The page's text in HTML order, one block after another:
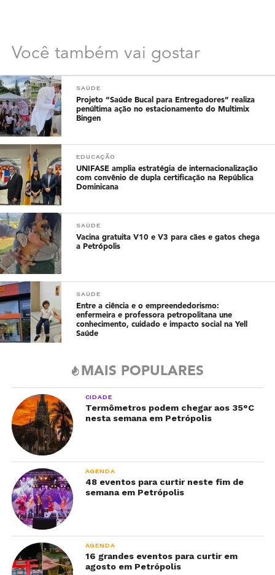
Você também vai gostar
SAÚDE
Projeto “Saúde Bucal para Entregadores” realiza
penúltima ação no estacionamento do Multimix
Bingen
EDUCAÇÃO
UNIFASE amplia estratégia de internacionalização
com convênio de dupla certificação na República
Dominicana
SAÚDE
Vacina gratuita V10 e V3 para cães e gatos chega
a Petrópolis
SAÚDE
Entre a ciência e o empreendedorismo:
enfermeira e professora petropolitana une
conhecimento, cuidado e impacto social na Yell
Saúde
MAIS POPULARES
CIDADE
Termômetros podem chegar aos 35°C
nesta semana em Petrópolis
AGENDA
48 eventos para curtir neste fim de
semana em Petrópolis
AGENDA
16 grandes eventos para curtir em
agosto em Petrópolis